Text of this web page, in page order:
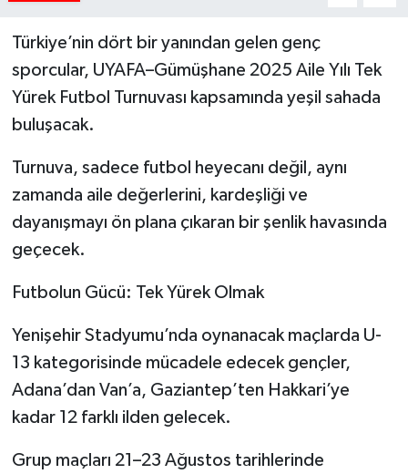
Türkiye’nin dört bir yanından gelen genç
sporcular, UYAFA–Gümüşhane 2025 Aile Yılı Tek
Yürek Futbol Turnuvası kapsamında yeşil sahada
buluşacak.
Turnuva, sadece futbol heyecanı değil, aynı
zamanda aile değerlerini, kardeşliği ve
dayanışmayı ön plana çıkaran bir şenlik havasında
geçecek.
Futbolun Gücü: Tek Yürek Olmak
Yenişehir Stadyumu’nda oynanacak maçlarda U-
13 kategorisinde mücadele edecek gençler,
Adana’dan Van’a, Gaziantep’ten Hakkari’ye
kadar 12 farklı ilden gelecek.
Grup maçları 21–23 Ağustos tarihlerinde